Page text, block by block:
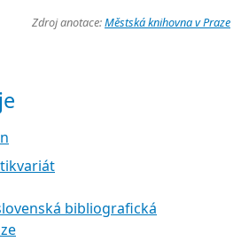
Zdroj anotace:Městská knihovna v Praze
bibliografická